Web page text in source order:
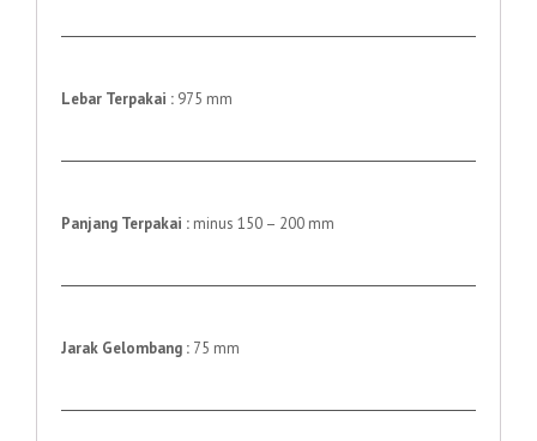
Lebar Terpakai : 975 mm
Panjang Terpakai : minus 150 – 200 mm
Jarak Gelombang : 75 mm